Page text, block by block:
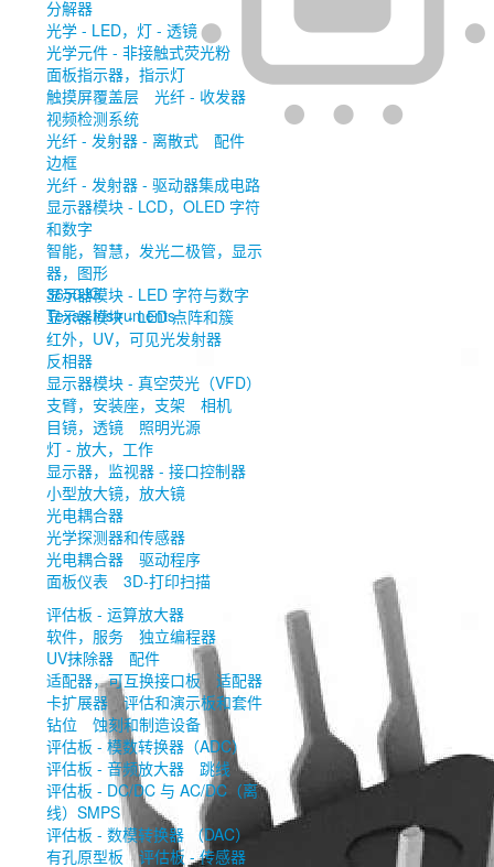
分解器
光学 - LED，灯 - 透镜
光学元件 - 非接触式荧光粉
面板指示器，指示灯
触摸屏覆盖层
光纤 - 收发器
视频检测系统
光纤 - 发射器 - 离散式
配件
边框
光纤 - 发射器 - 驱动器集成电路
显示器模块 - LCD，OLED 字符
和数字
智能，智慧，发光二极管，显示
器，图形
显示器模块 - LED 字符与数字
显示器模块 - LED 点阵和簇
红外，UV，可见光发射器
反相器
显示器模块 - 真空荧光（VFD）
支臂，安装座，支架
相机
目镜，透镜
照明光源
灯 - 放大，工作
显示器，监视器 - 接口控制器
小型放大镜，放大镜
光电耦合器
光学探测器和传感器
光电耦合器
驱动程序
面板仪表
3D-打印扫描
评估板 - 运算放大器
软件，服务
独立编程器
UV抹除器
配件
适配器，可互换接口板
适配器
卡扩展器
评估和演示板和套件
钻位
蚀刻和制造设备
评估板 - 模数转换器（ADC）
评估板 - 音频放大器
跳线
评估板 - DC/DC 与 AC/DC（离
线）SMPS
评估板 - 数模转换器 （DAC）
有孔原型板
评估板 - 传感器
3650JG
Texas Instruments